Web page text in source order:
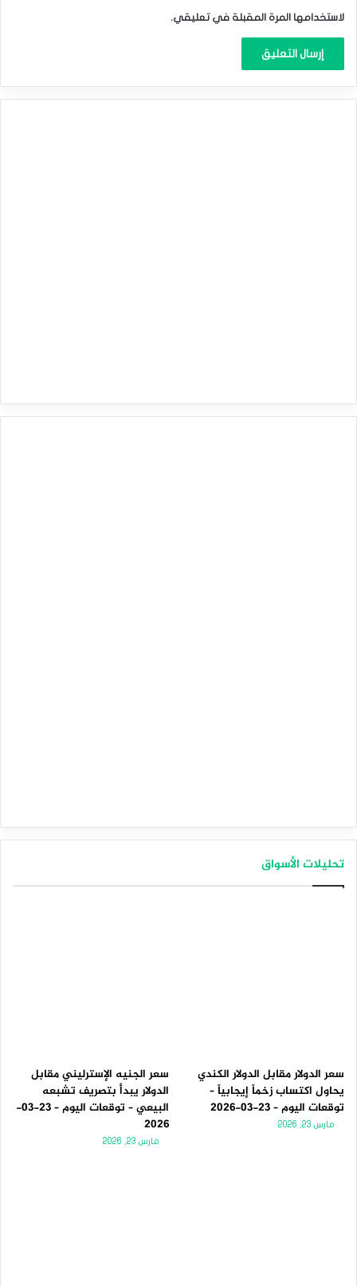
لاستخدامها المرة المقبلة في تعليقي.
تحليلات الأسواق
سعر الدولار مقابل الدولار الكندي
يحاول اكتساب زخماً إيجابياً –
توقعات اليوم – 23-03-2026
مارس 23, 2026
سعر الجنيه الإسترليني مقابل
الدولار يبدأ بتصريف تشبعه
البيعي – توقعات اليوم – 23-03-
2026
مارس 23, 2026